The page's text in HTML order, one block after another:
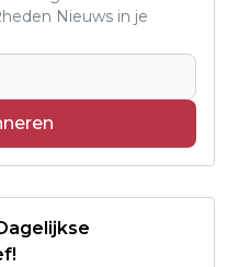
Nieuws in je